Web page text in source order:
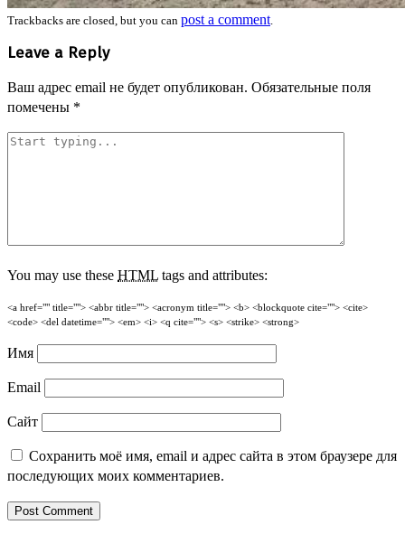
Trackbacks are closed, but you can post a comment.
Leave a Reply
Ваш адрес email не будет опубликован. Обязательные поля
помечены *
You may use these HTML tags and attributes:
<a href="" title=""> <abbr title=""> <acronym title=""> <b> <blockquote cite=""> <cite>
<code> <del datetime=""> <em> <i> <q cite=""> <s> <strike> <strong>
Имя
Email
Сайт
Сохранить моё имя, email и адрес сайта в этом браузере для
последующих моих комментариев.